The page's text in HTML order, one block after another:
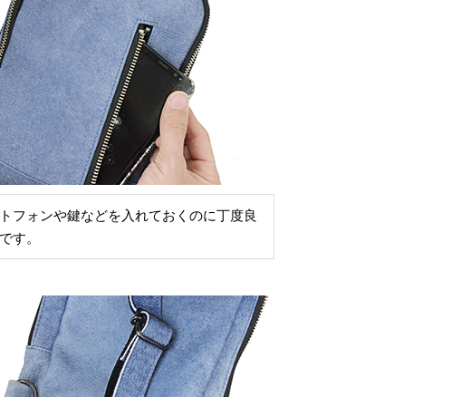
フォンや鍵などを入れておくのに丁度良
す。